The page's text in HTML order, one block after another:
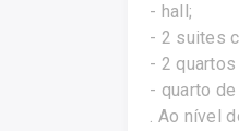
- hall;
- 2 suites
- 2
- quarto
. Ao nível